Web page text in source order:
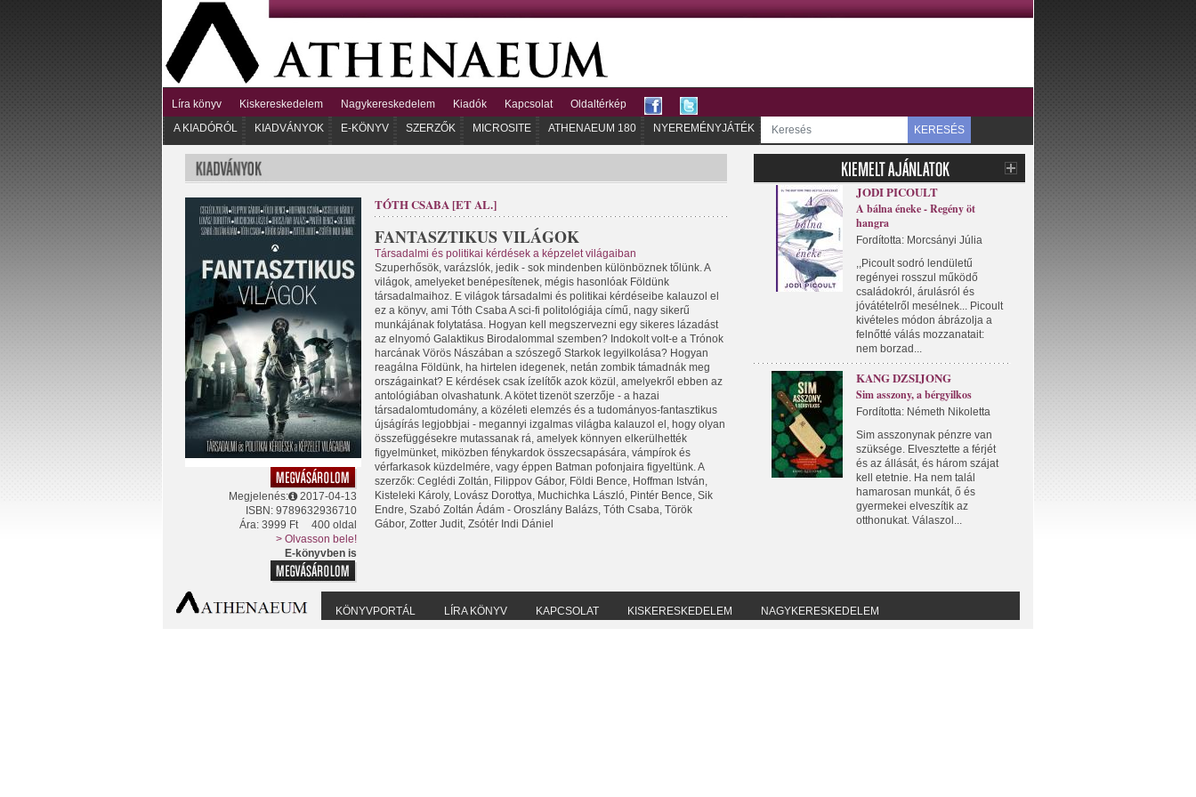
Líra könyv Kiskereskedelem Nagykereskedelem Kiadók Kapcsolat
Oldaltérkép
A KIADÓRÓL
KIADVÁNYOK E-KÖNYV SZERZŐK MICROSITE ATHENAEUM 180 NYEREMÉNYJÁTÉK KERESÉS
Megjelenés:
2017-04-13
ISBN: 9789632936710
400 oldal
Ára: 3999 Ft
> Olvasson bele!
E-könyvben is
TÓTH CSABA [ET AL.]
FANTASZTIKUS VILÁGOK
Társadalmi és politikai kérdések a képzelet világaiban
Szuperhősök, varázslók, jedik - sok mindenben különböznek tőlünk. A
világok, amelyeket benépesítenek, mégis hasonlóak Földünk
társadalmaihoz. E világok társadalmi és politikai kérdéseibe kalauzol el
ez a könyv, ami Tóth Csaba A sci-fi politológiája című, nagy sikerű
munkájának folytatása. Hogyan kell megszervezni egy sikeres lázadást
az elnyomó Galaktikus Birodalommal szemben? Indokolt volt-e a Trónok
harcának Vörös Nászában a szószegő Starkok legyilkolása? Hogyan
reagálna Földünk, ha hirtelen idegenek, netán zombik támadnák meg
országainkat? E kérdések csak ízelítők azok közül, amelyekről ebben az
antológiában olvashatunk. A kötet tizenöt szerzője - a hazai
társadalomtudomány, a közéleti elemzés és a tudományos-fantasztikus
újságírás legjobbjai - megannyi izgalmas világba kalauzol el, hogy olyan
összefüggésekre mutassanak rá, amelyek könnyen elkerülhették
figyelmünket, miközben fénykardok összecsapására, vámpírok és
vérfarkasok küzdelmére, vagy éppen Batman pofonjaira figyeltünk. A
szerzők: Ceglédi Zoltán, Filippov Gábor, Földi Bence, Hoffman István,
Kisteleki Károly, Lovász Dorottya, Muchichka László, Pintér Bence, Sik
Endre, Szabó Zoltán Ádám - Oroszlány Balázs, Tóth Csaba, Török
Gábor, Zotter Judit, Zsótér Indi Dániel
JODI PICOULT
A bálna éneke - Regény öt
hangra
Fordította: Morcsányi Júlia
,,Picoult sodró lendületű
regényei rosszul működő
családokról, árulásról és
jóvátételről mesélnek... Picoult
kivételes módon ábrázolja a
felnőtté válás mozzanatait:
nem borzad...
KANG DZSIJONG
Sim asszony, a bérgyilkos
Fordította: Németh Nikoletta
Sim asszonynak pénzre van
szüksége. Elvesztette a férjét
és az állását, és három szájat
kell etetnie. Ha nem talál
hamarosan munkát, ő és
gyermekei elveszítik az
otthonukat. Válaszol...
KÖNYVPORTÁL LÍRA KÖNYV KAPCSOLAT KISKERESKEDELEM NAGYKERESKEDELEM